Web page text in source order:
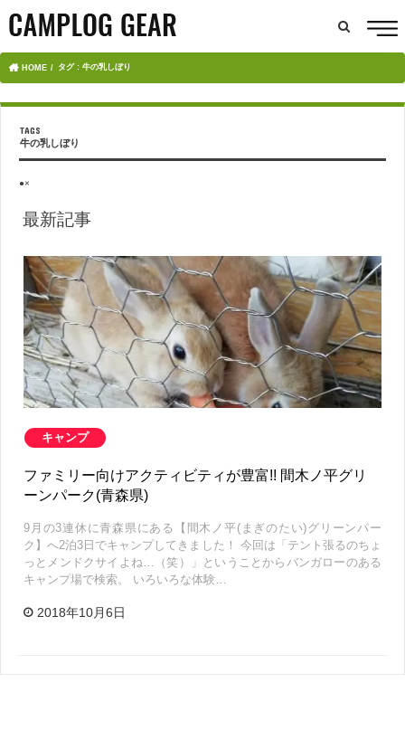
HOME タグ : 牛の乳しぼり
牛の乳しぼり
●×
最新記事
キャンプ
ファミリー向けアクティビティが豊富!! 間木ノ平グリ
ーンパーク(青森県)
9月の3連休に青森県にある【間木ノ平(まぎのたい)グリーンパー
ク】へ2泊3日でキャンプしてきました！ 今回は「テント張るのちょ
っとメンドクサイよね…（笑）」ということからバンガローのある
キャンプ場で検索。 いろいろな体験…
2018年10月6日